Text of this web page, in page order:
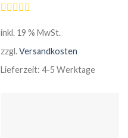
mit
von
inkl. 19 % MwSt.
zzgl.Versandkosten
Lieferzeit: 4-5 Werktage